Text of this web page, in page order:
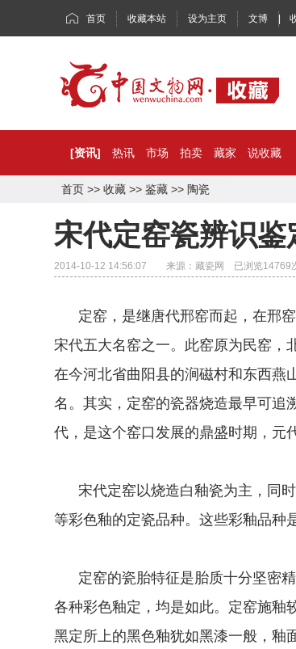
首页 收藏本站 设为主页 文博 |
[资讯] 热讯 市场 拍卖 藏家 说收藏
首页 >> 收藏 >> 鉴藏 >> 陶瓷
宋代定窑瓷辨识鉴
2014-10-12 14:56:07 来源：藏瓷网 已浏览14769
定窑，是继唐代邢窑而起，在邢窑
宋代五大名窑之一。此窑原为民窑，
在今河北省曲阳县的涧磁村和东西燕
名。其实，定窑的瓷器烧造最早可追
代，是这个窑口发展的鼎盛时期，元
宋代定窑以烧造白釉瓷为主，同时
等彩色釉的定瓷品种。这些彩釉品种
定窑的瓷胎特征是胎质十分坚密精
各种彩色釉定，均是如此。定窑施釉
黑定所上的黑色釉犹如黑漆一般，釉